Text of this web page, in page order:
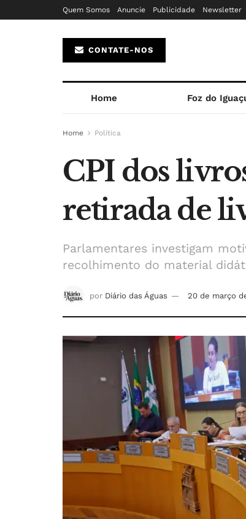
Quem Somos Anuncie Publicidade Newsletter
CONTATE-NOS
Home Foz do
Home Política
CPI dos
retirada de
Parlamentares investigam
recolhimento do material
por Diário das Águas 20 de março